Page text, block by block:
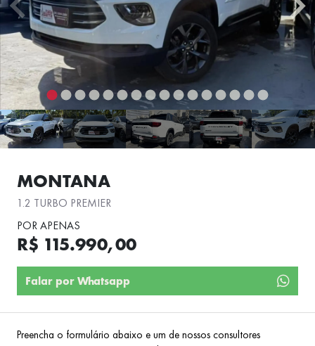
MONTANA
1.2 TURBO PREMIER
POR APENAS
R$ 115.990,00
Falar por Whatsapp
Preencha o formulário abaixo e um de nossos consultores